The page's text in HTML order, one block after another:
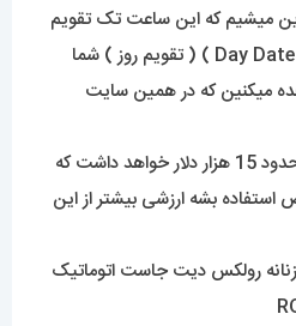
میشیم که این ساعت تک تقویم
هست. در مدلهای دِی دِیت ( Day Date ) ( تقویم روز ) شما
میکنین که در همین سایت
مدل اورجینال این کار ارزشی حدود 15 هزار دلار خواهد داشت که
استفاده بشه ارزشی بیشتر از این